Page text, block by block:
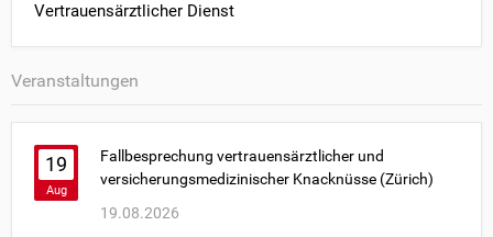
Vertrauensärztlicher Dienst
Veranstaltungen
19
Aug
Fallbesprechung vertrauensärztlicher und
versicherungsmedizinischer Knacknüsse (Zürich)
19.08.2026